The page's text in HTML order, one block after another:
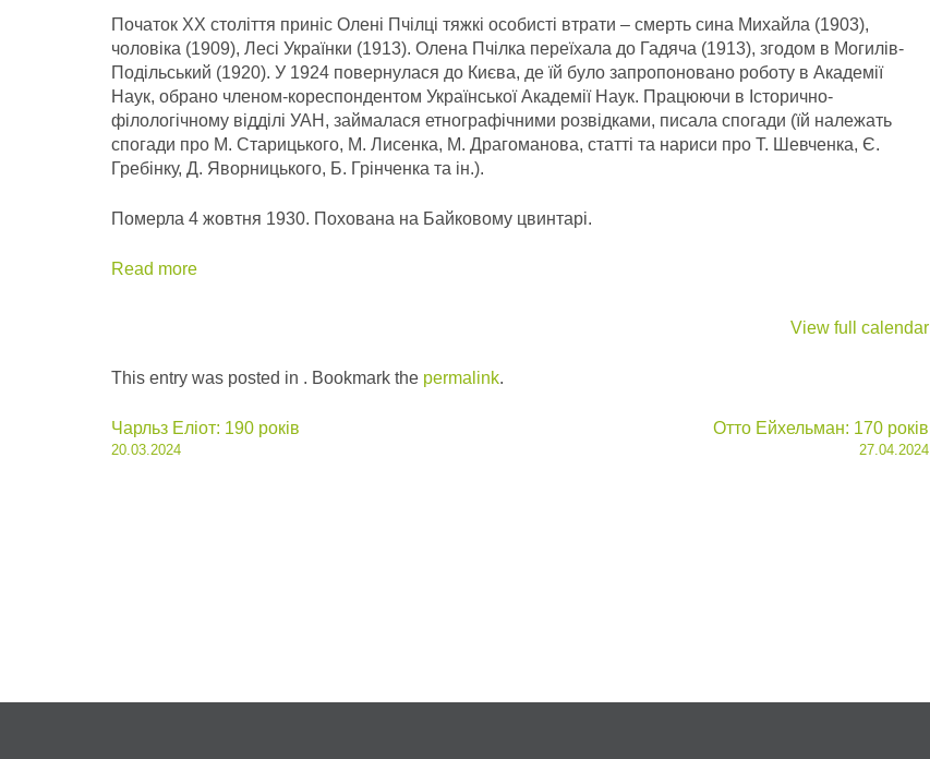
Початок ХХ століття приніс Олені Пчілці тяжкі особисті втрати – смерть сина Михайла (1903),
чоловіка (1909), Лесі Українки (1913). Олена Пчілка переїхала до Гадяча (1913), згодом в Могилів-
Подільський (1920). У 1924 повернулася до Києва, де їй було запропоновано роботу в Академії
Наук, обрано членом-кореспондентом Української Академії Наук. Працюючи в Історично-
філологічному відділі УАН, займалася етнографічними розвідками, писала спогади (їй належать
спогади про М. Старицького, М. Лисенка, М. Драгоманова, статті та нариси про Т. Шевченка, Є.
Гребінку, Д. Яворницького, Б. Грінченка та ін.).
Померла 4 жовтня 1930. Похована на Байковому цвинтарі.
Read more
View full calendar
This entry was posted in . Bookmark the permalink.
Post
Чарльз Еліот: 190 років
20.03.2024
Отто Ейхельман: 170 років
27.04.2024